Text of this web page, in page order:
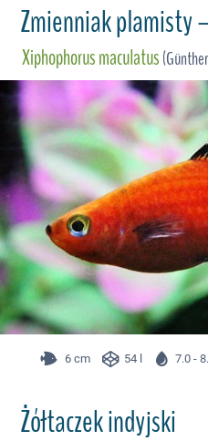
Zmienniak plamisty
Xiphophorus maculatus
6 cm 54 l 7.0 -
Żółtaczek indyjski